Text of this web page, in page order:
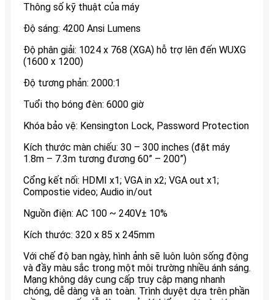
Thông số kỹ thuật của máy
Độ sáng: 4200 Ansi Lumens
Độ phân giải: 1024 x 768 (XGA) hỗ trợ lên đến WUXG
(1600 x 1200)
Độ tương phản: 2000:1
Tuổi thọ bóng đèn: 6000 giờ
Khóa bảo vệ: Kensington Lock, Password Protection
Kích thước màn chiếu: 30 – 300 inches (đặt máy
1.8m – 7.3m tương đương 60” – 200”)
Cổng kết nối: HDMI x1; VGA in x2; VGA out x1;
Compostie video; Audio in/out
Nguồn điện: AC 100 ~ 240V± 10%
Kích thước: 320 x 85 x 245mm
Với chế độ ban ngày, hình ảnh sẽ luôn luôn sống động
và đầy màu sắc trong một môi trường nhiều ánh sáng.
Mạng không dây cung cấp truy cập mạng nhanh
chóng, dễ dàng và an toàn. Trình duyệt dựa trên phần